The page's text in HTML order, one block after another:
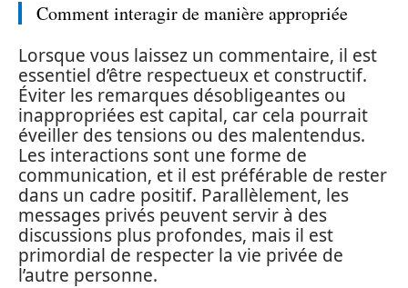
Comment interagir de manière appropriée
Lorsque vous laissez un commentaire, il est
essentiel d’être respectueux et constructif.
Éviter les remarques désobligeantes ou
inappropriées est capital, car cela pourrait
éveiller des tensions ou des malentendus.
Les interactions sont une forme de
communication, et il est préférable de rester
dans un cadre positif. Parallèlement, les
messages privés peuvent servir à des
discussions plus profondes, mais il est
primordial de respecter la vie privée de
l’autre personne.